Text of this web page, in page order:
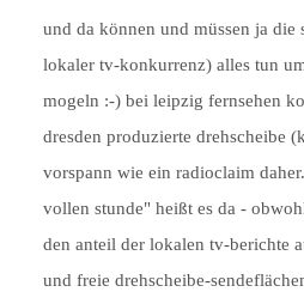
und da können und müssen ja die
lokaler tv-konkurrenz) alles tun
mogeln :-) bei leipzig fernsehen
dresden produzierte drehscheibe
vorspann wie ein radioclaim
vollen stunde" heißt es da -
den anteil der lokalen tv-berichte
und freie drehscheibe-